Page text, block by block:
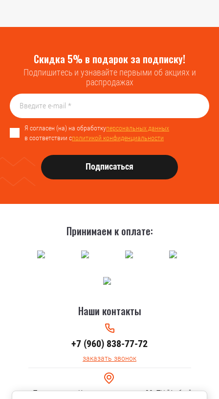
Скидка 5% в подарок за подписку!
Подпишитесь и узнавайте первыми об акциях и
распродажах
Я согласен (на) на обработкуперсональных данных
в соответствии сполитикой конфиденциальности
Подписаться
Принимаем к оплате:
Наши контакты
+7 (960) 838-77-72
заказать звонок
г.Тольятти, ул. Коммунальная, дом 30, ТЦ "Арбуз"